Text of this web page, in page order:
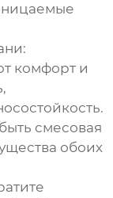
комфорт и
смесовая
обоих